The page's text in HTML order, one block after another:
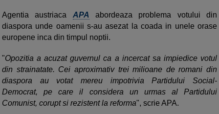
Agentia austriaca APA abordeaza problema votului din
diaspora unde oamenii s-au asezat la coada in unele orase
europene inca din timpul noptii.
"Opozitia a acuzat guvernul ca a incercat sa impiedice votul
din strainatate. Cei aproximativ trei milioane de romani din
diaspora au votat mereu impotrivia Partidului Social-
Democrat, pe care il considera un urmas al Partidului
Comunist, corupt si rezistent la reforma", scrie APA.